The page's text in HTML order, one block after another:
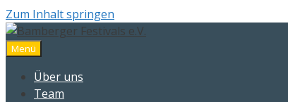
Zum Inhalt springen
Menü
Über uns
Team